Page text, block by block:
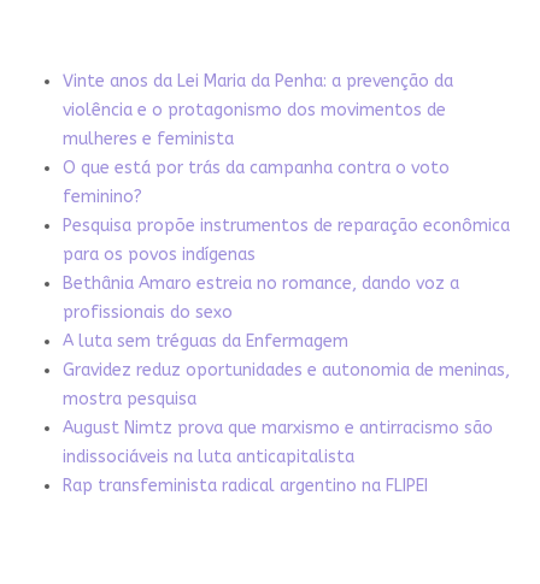
Vinte anos da Lei Maria da Penha: a prevenção da
violência e o protagonismo dos movimentos de
mulheres e feminista
O que está por trás da campanha contra o voto
feminino?
Pesquisa propõe instrumentos de reparação econômica
para os povos indígenas
Bethânia Amaro estreia no romance, dando voz a
profissionais do sexo
A luta sem tréguas da Enfermagem
Gravidez reduz oportunidades e autonomia de meninas,
mostra pesquisa
August Nimtz prova que marxismo e antirracismo são
indissociáveis na luta anticapitalista
Rap transfeminista radical argentino na FLIPEI